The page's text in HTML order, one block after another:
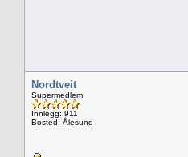
Nordtveit
Supermedlem
Innlegg: 911
Bosted: Ålesund